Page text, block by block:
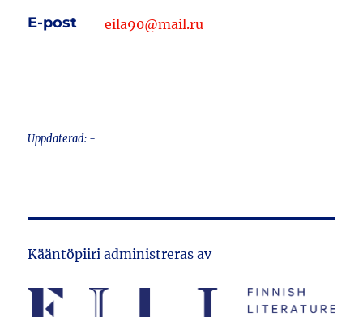
E-post eila90@mail.ru
Uppdaterad: -
Kääntöpiiri administreras av